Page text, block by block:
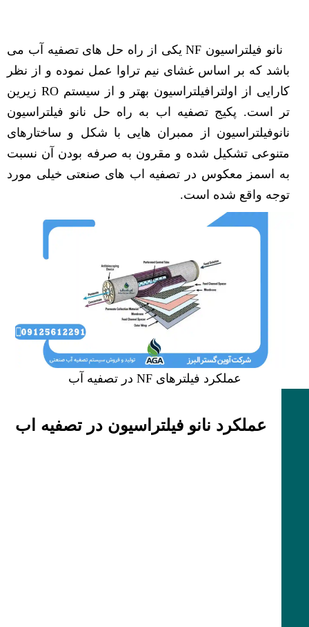
نانو فیلتراسیون NF یکی از راه حل های تصفیه آب می
باشد که بر اساس غشای نیم تراوا عمل نموده و از نظر
کارایی از اولترافیلتراسیون بهتر و از سیستم RO زیرین
تر است. پکیج تصفیه اب به راه حل نانو فیلتراسیون
نانوفیلتراسیون از ممبران هایی با شکل و ساختارهای
متنوعی تشکیل شده و مقرون به صرفه بودن آن نسبت
به اسمز معکوس در تصفیه اب های صنعتی خیلی مورد
توجه واقع شده است.
عملکرد فیلترهای NF در تصفیه آب
عملکرد نانو فیلتراسیون در تصفیه اب